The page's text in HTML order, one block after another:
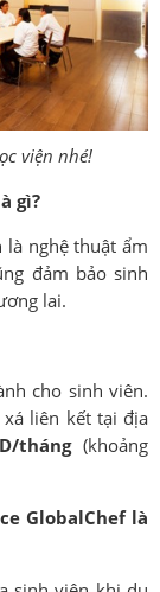
viện nhé!
gì?
là nghệ thuật ẩm
đảm bảo sinh
lai.
cho sinh viên.
liên kết tại địa
tháng (khoảng
GlobalChef là